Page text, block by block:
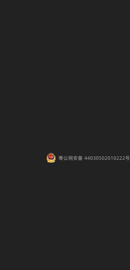
粤公网安备 44030502010222号